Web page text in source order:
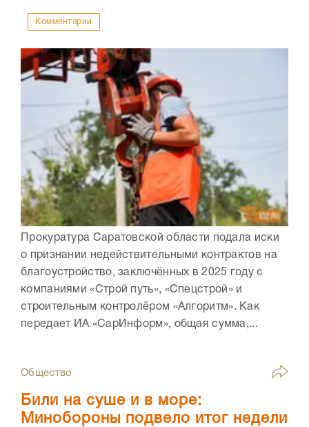
Комментарии
Прокуратура Саратовской области подала иски
о признании недействительными контрактов на
благоустройство, заключённых в 2025 году с
компаниями «Строй путь», «Спецстрой» и
строительным контролёром «Алгоритм». Как
передает ИА «СарИнформ», общая сумма,...
Общество
Били на суше и в море:
Минобороны подвело итог недели